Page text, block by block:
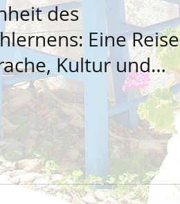
des
Eine Reise
Kultur und